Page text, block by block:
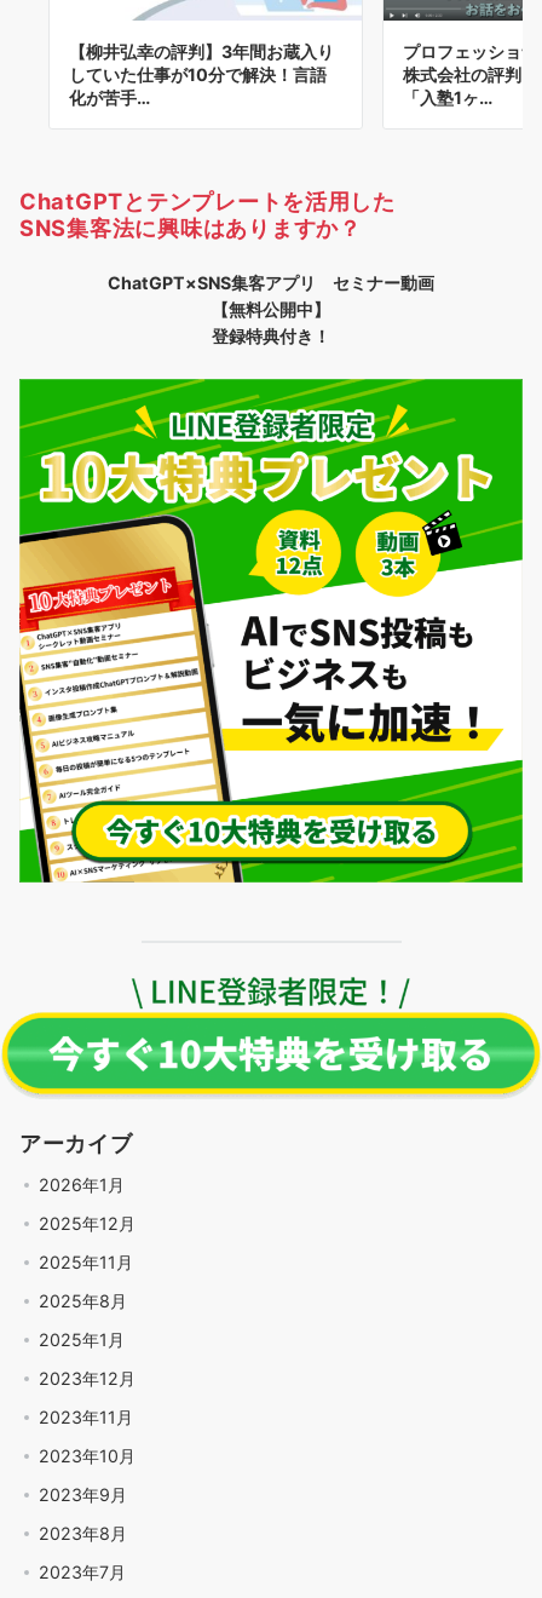
【柳井弘幸の評判】3年間お蔵入り
していた仕事が10分で解決！言語
化が苦手…
プロフェッショ
株式会社の評判
「入塾1ヶ…
ChatGPTとテンプレートを活用した
SNS集客法に興味はありますか？
ChatGPT×SNS集客アプリ セミナー動画
【無料公開中】
登録特典付き！
アーカイブ
2026年1月
2025年12月
2025年11月
2025年8月
2025年1月
2023年12月
2023年11月
2023年10月
2023年9月
2023年8月
2023年7月